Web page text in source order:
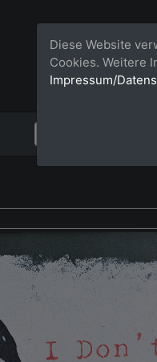
Großformatige
Diese Website
Cookies. Weitere
Impressum/